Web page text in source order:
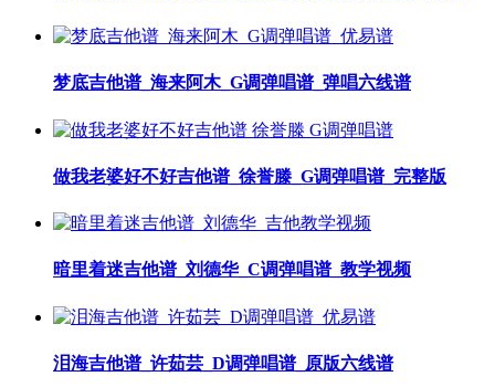
梦底吉他谱_海来阿木_G调弹唱谱_弹唱六线谱
做我老婆好不好吉他谱_徐誉滕_G调弹唱谱_完整版
暗里着迷吉他谱_刘德华_C调弹唱谱_教学视频
泪海吉他谱_许茹芸_D调弹唱谱_原版六线谱